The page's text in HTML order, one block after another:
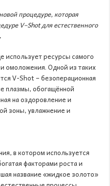
процедуре, которая
V–Shotдля естественного
использует ресурсы самого
омоложения. Одной из таких
V-Shot – безоперационная
плазмы, обогащённой
на оздоровление и
зоны, увлажнение и
в котором используется
факторами роста и
название «жидкое золото»